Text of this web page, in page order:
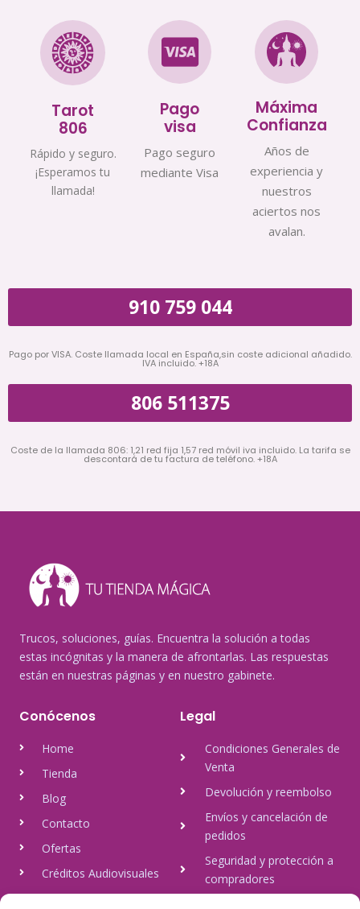
Tarot
806
Rápido y seguro.
¡Esperamos tu
llamada!
Pago
visa
Pago seguro
mediante Visa
Máxima
Confianza
Años de
experiencia y
nuestros
aciertos nos
avalan.
910 759 044
Pago por VISA. Coste llamada local en España,sin coste adicional añadido.
IVA incluido. +18A
806 511375
Coste de la llamada 806: 1,21 red fija 1,57 red móvil iva incluido. La tarifa se
descontará de tu factura de teléfono. +18A
Trucos, soluciones, guías. Encuentra la solución a todas
estas incógnitas y la manera de afrontarlas. Las respuestas
están en nuestras páginas y en nuestro gabinete.
Conócenos
Home
Tienda
Blog
Contacto
Ofertas
Créditos Audiovisuales
tulineamagica.com
Legal
Condiciones Generales de
Venta
Devolución y reembolso
Envíos y cancelación de
pedidos
Seguridad y protección a
compradores